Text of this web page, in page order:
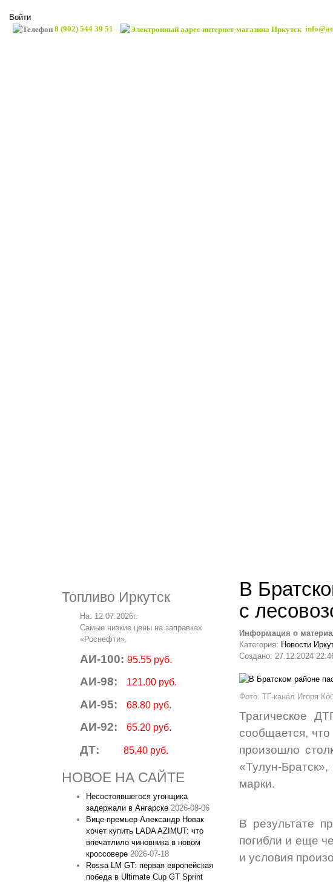
Войти
8 (902) 544 39 51
Топливо Иркутск
На: 12.07.2026г.
Самые низкие цены на заправках
«Роснефти».
АИ-100: 95.55 руб.
АИ-98: 121.00 руб.
АИ-95: 68.80 руб.
АИ-92: 65.20 руб.
ДТ: 85,40 руб.
НОВОЕ НА САЙТЕ
Несостоявшегося угонщика
задержали в Ангарске 2026-08-06
Вице‑премьер Александр Новак
хочет купить LADA AZIMUT: что
впечатлило чиновника в новом
кроссовере 2026-07-18
Rossa LM GT: первая европейская
победа в Ultimate Cup GT Sprint
В
с
Информация о
Категория: Новости
Создано: 27.12.2024
Фото: ТГ-канал Игоря
Трагическое
сообщается,
произошло
«Тулун-
марки.
В результате
погибли и еще
и условия